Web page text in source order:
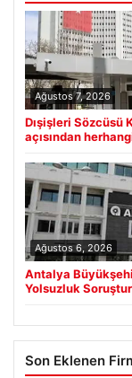
Ağustos 7, 2026
Dışişleri Sözcüsü
açısından
Ağustos 6, 2026
Antalya
Yolsuzluk
Son Eklenen